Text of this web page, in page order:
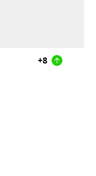
+8